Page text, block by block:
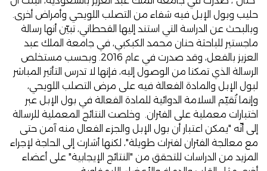
حليب وبول الإبل فيه شفاء من التصلب اللويحي وأمراض أخرى.
وبالبحث عن الدراسة التي استند إليها القحطاني، تبيّن أنها رسالة
ماجستير للباحثة حنان محمد الكبكبي، في جامعة الملك عبد
العزيز بالفعل، وقد صدرت في عام 2016. وبحسب
مستخلص
الرسالة الذي تمكنا من الوصول إليه، فإنها لا تدرس التأثير المباشر
لبول الإبل والمادة الفعالة فيه على مرض التصلب اللويحي،
وإنما تُقيّم السلامة الدوائية للمادة الفعالة في بول الإبل عبر
اختبارات معملية على الفئران. وخلصت النتائج المعملية للرسالة
إلى أنّه "يمكن اعتبار أن بول الإبل والجزء الفعال منه آمن حتى
مع معالجة الفئران لفترات طويلة"، لكنها أشارت إلى الحاجة لإجراء
المزيد من الدراسات للتحقق من "النتائج الإيجابية" على أعضاء